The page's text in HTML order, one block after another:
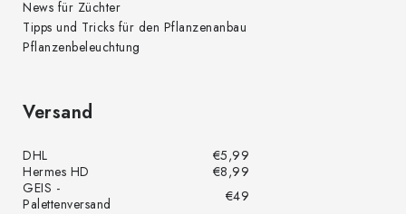
News für Züchter
Tipps und Tricks für den Pflanzenanbau
Pflanzenbeleuchtung
Versand
DHL
€5,99
Hermes HD
€8,99
GEIS -
Palettenversand
€49